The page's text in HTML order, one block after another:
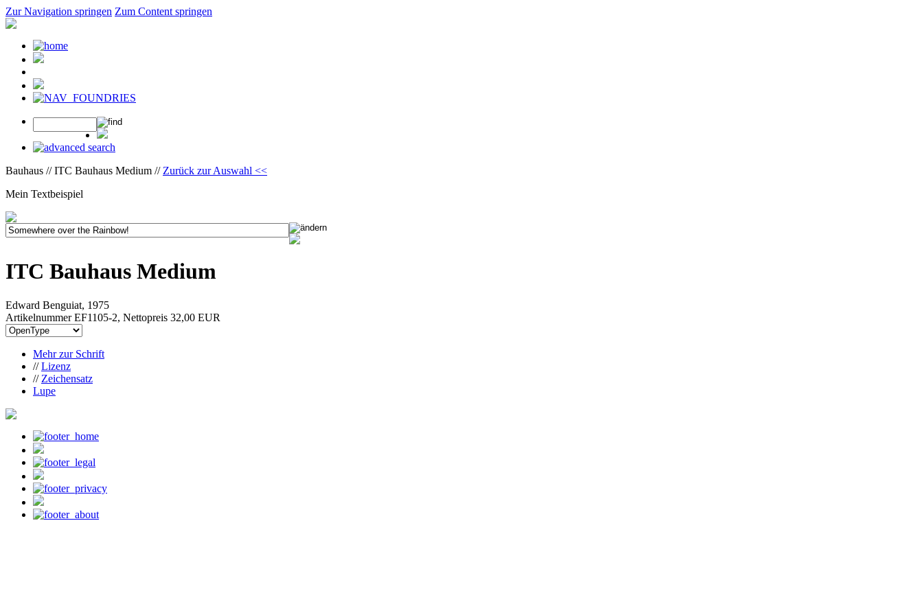
Zur Navigation springen Zum Content springen
Bauhaus // ITC Bauhaus Medium // Zurück zur Auswahl <<
Mein Textbeispiel
ITC Bauhaus Medium
Edward Benguiat, 1975
Artikelnummer EF1105-2, Nettopreis 32,00 EUR
Mehr zur Schrift
//Lizenz
// Zeichensatz
Lupe